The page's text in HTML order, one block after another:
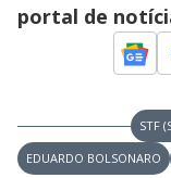
portal de
STF
EDUARDO BOLSONARO